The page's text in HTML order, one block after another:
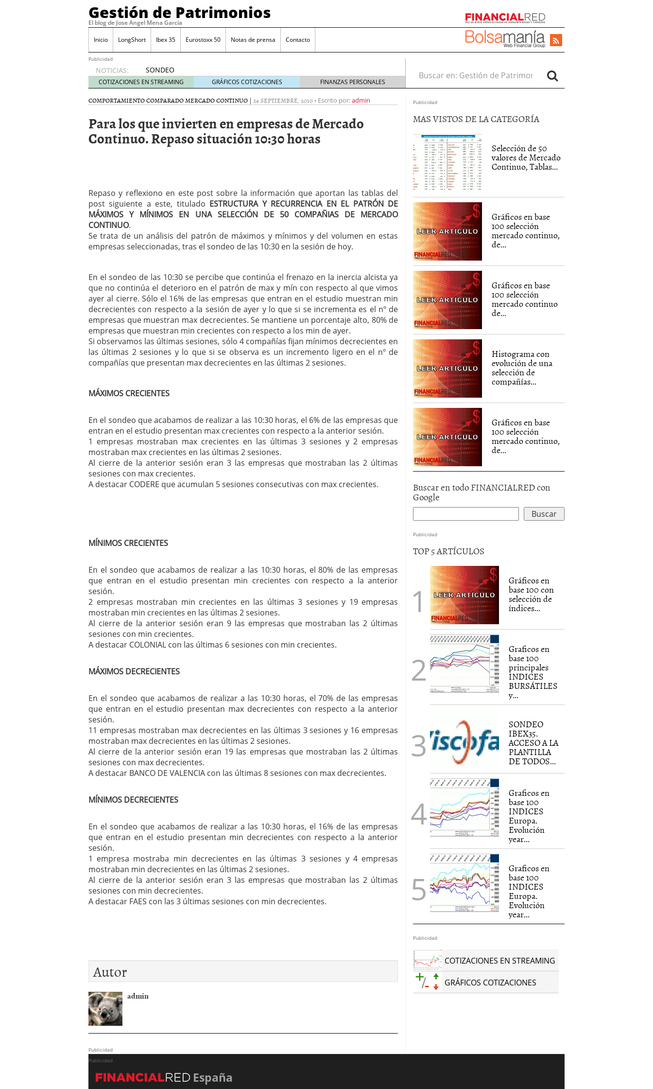
Gestión de Patrimonios
El blog de Jose Angel Mena García
Inicio LongShort Ibex 35 Eurostoxx 50 Notas de prensa Contacto
Publicidad
NOTICIAS:
SONDEO
IBEX35.
ACCESO
A LA
TODOS
LOS
VALORES
Comprar y vender divisas con eToro febrero 24, 2014
SONDEO DIARIO IBEX35. Distancia de los valores de IBEX35 a m?ximos
anuales. Se constata progresivo alejamiento global de m?ximos anuales
Catalejo sobre IBEX35. SISM?METROS. Prosiguen a la baja desde el 13/mayo
y a?n tienen recorrido adicional mayo 24, 2013
CATALEJO SOBRE IBEX35. TERMOMETROS. Aún con recorrido a la baja para
rebote interesante
COTIZACIONES EN STREAMING GRÁFICOS COTIZACIONES FINANZAS PERSONALES
Buscar en:
COMPORTAMIENTO COMPARADO MERCADO CONTINUO | 24 SEPTIEMBRE, 2010- Escrito por:admin
Para los que invierten en empresas de Mercado
Continuo. Repaso situación 10:30 horas
Repaso y reflexiono en este post sobre la información que aportan las tablas del
post siguiente a este, titulado ESTRUCTURA Y RECURRENCIA EN EL PATRÓN DE
MÁXIMOS Y MÍNIMOS EN UNA SELECCIÓN DE 50 COMPAÑIAS DE MERCADO
CONTINUO.
Se trata de un análisis del patrón de máximos y mínimos y del volumen en estas
empresas seleccionadas, tras el sondeo de las 10:30 en la sesión de hoy.
En el sondeo de las 10:30 se percibe que continúa el frenazo en la inercia alcista ya
que no continúa el deterioro en el patrón de max y mín con respecto al que vimos
ayer al cierre. Sólo el 16% de las empresas que entran en el estudio muestran min
decrecientes con respecto a la sesión de ayer y lo que si se incrementa es el nº de
empresas que muestran max decrecientes. Se mantiene un porcentaje alto, 80% de
empresas que muestran min crecientes con respecto a los min de ayer.
Si observamos las últimas sesiones, sólo 4 compañías fijan mínimos decrecientes en
las últimas 2 sesiones y lo que si se observa es un incremento ligero en el nº de
compañías que presentan max decrecientes en las últimas 2 sesiones.
MÁXIMOS CRECIENTES
En el sondeo que acabamos de realizar a las 10:30 horas, el 6% de las empresas que
entran en el estudio presentan max crecientes con respecto a la anterior sesión.
1 empresas mostraban max crecientes en las últimas 3 sesiones y 2 empresas
mostraban max crecientes en las últimas 2 sesiones.
Al cierre de la anterior sesión eran 3 las empresas que mostraban las 2 últimas
sesiones con max crecientes.
A destacar CODERE que acumulan 5 sesiones consecutivas con max crecientes.
MÍNIMOS CRECIENTES
En el sondeo que acabamos de realizar a las 10:30 horas, el 80% de las empresas
que entran en el estudio presentan min crecientes con respecto a la anterior
sesión.
2 empresas mostraban min crecientes en las últimas 3 sesiones y 19 empresas
mostraban min crecientes en las últimas 2 sesiones.
Al cierre de la anterior sesión eran 9 las empresas que mostraban las 2 últimas
sesiones con min crecientes.
A destacar COLONIAL con las últimas 6 sesiones con min crecientes.
MÁXIMOS DECRECIENTES
En el sondeo que acabamos de realizar a las 10:30 horas, el 70% de las empresas
que entran en el estudio presentan max decrecientes con respecto a la anterior
sesión.
11 empresas mostraban max decrecientes en las últimas 3 sesiones y 16 empresas
mostraban max decrecientes en las últimas 2 sesiones.
Al cierre de la anterior sesión eran 19 las empresas que mostraban las 2 últimas
sesiones con max decrecientes.
A destacar BANCO DE VALENCIA con las últimas 8 sesiones con max decrecientes.
MÍNIMOS DECRECIENTES
En el sondeo que acabamos de realizar a las 10:30 horas, el 16% de las empresas
que entran en el estudio presentan min decrecientes con respecto a la anterior
sesión.
1 empresa mostraba min decrecientes en las últimas 3 sesiones y 4 empresas
mostraban min decrecientes en las últimas 2 sesiones.
Al cierre de la anterior sesión eran 3 las empresas que mostraban las 2 últimas
sesiones con min decrecientes.
A destacar FAES con las 3 últimas sesiones con min decrecientes.
Autor
admin
Publicidad
Publicidad
MAS VISTOS DE LA CATEGORÍA
Selección de 50
valores de Mercado
Continuo, Tablas...
Gráficos en base
100 selección
mercado continuo,
de...
Gráficos en base
100 selección
mercado continuo
de...
Histograma con
evolución de una
selección de
compañías...
Gráficos en base
100 selección
mercado continuo,
de...
Buscar en todo FINANCIALRED con
Google
Publicidad
TOP 5 ARTÍCULOS
Gráficos en
base 100 con
selección de
índices...
Graficos en
base 100
principales
INDICES
BURSÁTILES
y...
SONDEO
IBEX35.
ACCESO A LA
PLANTILLA
DE TODOS...
Graficos en
base 100
INDICES
Europa.
Evolución
year...
Graficos en
base 100
INDICES
Europa.
Evolución
year...
Publicidad
COTIZACIONES EN STREAMING
GRÁFICOS COTIZACIONES
Publicidad
España